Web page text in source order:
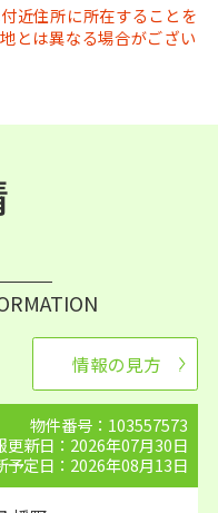
近住所に所在することを
とは異なる場合がござい
情報の見方
物件番号：103557573
更新日：2026年07月30日
予定日：2026年08月13日